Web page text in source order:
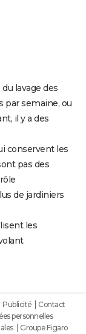
lavage des
par semaine, ou
il y a des
conservent les
pas des
de jardiniers
les
Publicité
Contact
personnelles
Groupe Figaro